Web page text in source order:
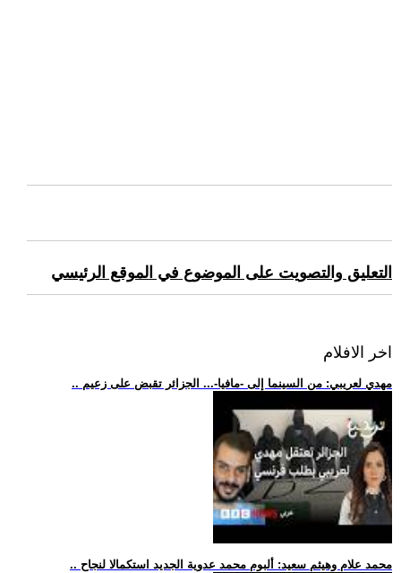
التعليق والتصويت على الموضوع في الموقع الرئيسي
اخر الافلام
.. مهدي لعريبي: من السينما إلى -مافيا-... الجزائر تقبض على زعيم
.. محمد علام وهيثم سعيد: ألبوم محمد عدوية الجديد استكمالا لنجاح